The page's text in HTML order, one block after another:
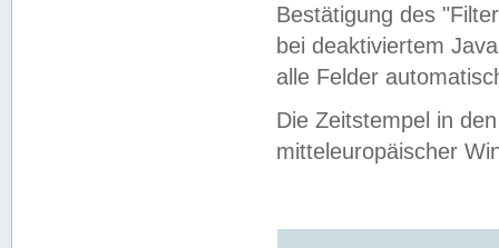
Bestätigung des
bei deaktiviertem
alle Felder
Die Zeitstempel in
mitteleuropäischer